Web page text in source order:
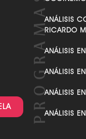
ANÁLISIS
RICARDO
ANÁLISIS
ANÁLISIS
ANÁLISIS
ANÁLISIS